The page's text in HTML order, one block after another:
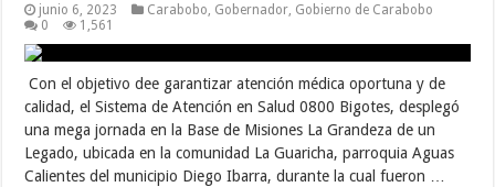
junio 6, 2023 Carabobo Gobernador Gobierno de Carabobo
0
1,561
Con el objetivo dee garantizar atención médica oportuna y de
calidad, el Sistema de Atención en Salud 0800 Bigotes, desplegó
una mega jornada en la Base de Misiones La Grandeza de un
Legado, ubicada en la comunidad La Guaricha, parroquia Aguas
Calientes del municipio Diego Ibarra, durante la cual fueron …